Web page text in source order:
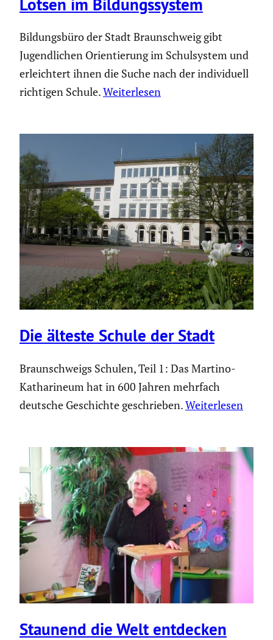
Lotsen im Bildungs­system
Bildungsbüro der Stadt Braunschweig gibt
Jugendlichen Orientierung im Schulsystem und
erleichtert ihnen die Suche nach der individuell
richtigen Schule.Weiterlesen
Die älteste Schule der Stadt
Braunschweigs Schulen, Teil 1: Das Martino-
Katharineum hat in 600 Jahren mehrfach
deutsche Geschichte geschrieben.Weiterlesen
Staunend die Welt entdecken